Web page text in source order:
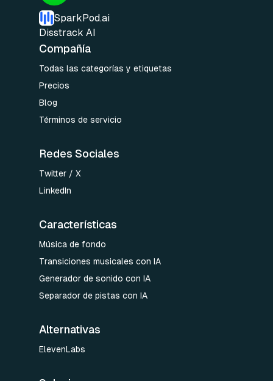
SparkPod.ai
Disstrack AI
Compañía
Todas las categorías y etiquetas
Precios
Blog
Términos de servicio
Redes Sociales
Twitter / X
LinkedIn
Características
Música de fondo
Transiciones musicales con IA
Generador de sonido con IA
Separador de pistas con IA
Alternativas
ElevenLabs